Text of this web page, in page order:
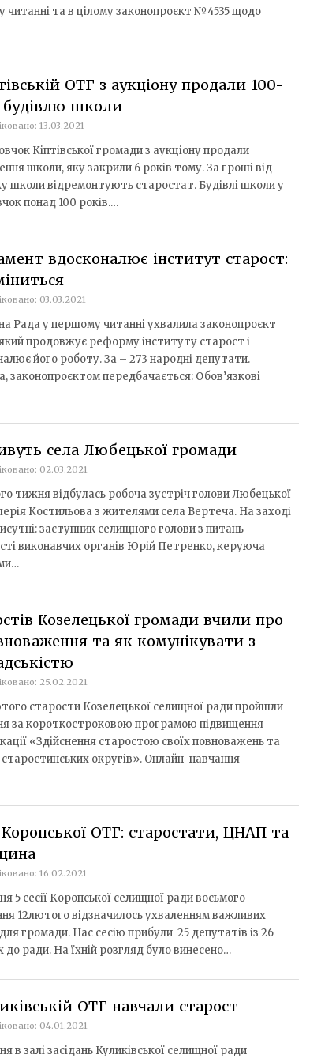
читанні та в цілому законопроєкт №4535 щодо
ОТГ з аукціону продали 100-
будівлю школи
13.03.2021
Кіптівської громади з аукціону продали
школи, яку закрили 6 років тому. За гроші від
школи відремонтують старостат. Будівлі школи у
понад 100 років.…
вдосконалює інститут старост:
03.03.2021
Рада у першому читанні ухвалила законопроєкт
продовжує реформу інституту старост і
його роботу. За – 273 народні депутати.
законопроєктом передбачається: Обов’язкові
села Любецької громади
02.03.2021
тижня відбулась робоча зустріч голови Любецької
Костильова з жителями села Вертеча. На заході
заступник селищного голови з питань
виконавчих органів Юрій Петренко, керуюча
Козелецької громади вчили про
та як комунікувати з
25.02.2021
старости Козелецької селищної ради пройшли
за короткостроковою програмою підвищення
«Здійснення старостою своїх повноважень та
округів». Онлайн-навчання
Коропської ОТГ: старостати, ЦНАП та
16.02.2021
5 сесії Коропської селищної ради восьмого
12лютого відзначилось ухваленням важливих
громади. Нас сесію прибули 25 депутатів із 26
до ради. На їхній розгляд було винесено…
ОТГ навчали старост
04.01.2021
в залі засідань Куликівської селищної ради